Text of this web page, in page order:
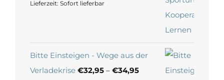
Lieferzeit: Sofort lieferbar
Bitte Einsteigen - Wege aus der
Verladekrise €32,95 – €34,95